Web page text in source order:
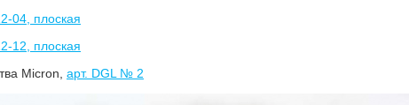
04, плоская
12, плоская
Micron, арт. DGL № 2